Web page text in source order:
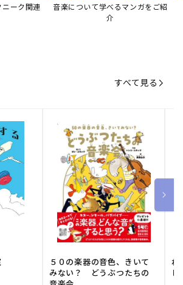
ーク関連
音楽について学べるマンガをご紹
介
すべて見る
５０の楽器の音色、きいて
みない？ どうぶつたちの
ね